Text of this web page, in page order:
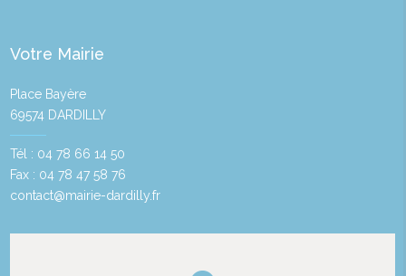
Votre Mairie
Place Bayère
69574 DARDILLY
Tél : 04 78 66 14 50
Fax : 04 78 47 58 76
contact@mairie-dardilly.fr